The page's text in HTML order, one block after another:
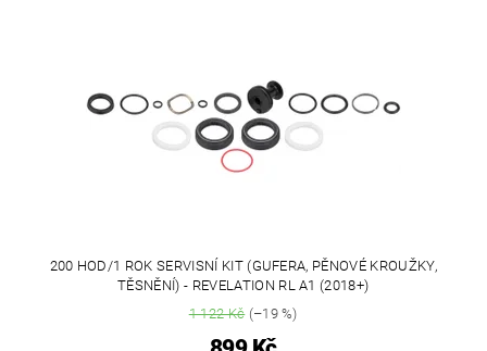
200 HOD/1 ROK SERVISNÍ KIT (GUFERA, PĚNOVÉ KROUŽKY,
TĚSNĚNÍ) - REVELATION RL A1 (2018+)
1 122 Kč(–19 %)